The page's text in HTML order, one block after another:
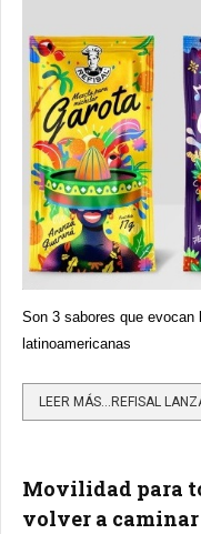
Son 3 sabores que
latinoamericanas
LEER MÁS…REFISAL
Movilidad para
volver a caminar